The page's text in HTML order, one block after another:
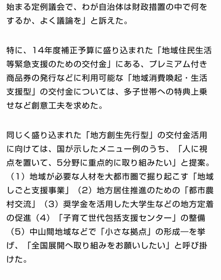
始まる定例議会で、わが自治体は財政措置の中で何を
するか、よく議論を」と訴えた。
特に、14年度補正予算に盛り込まれた「地域住民生活
等緊急支援のための交付金」にある、プレミアム付き
商品券の発行などに利用可能な「地域消費喚起・生活
支援型」の交付金については、多子世帯への特典上乗
せなど創意工夫を求めた。
同じく盛り込まれた「地方創生先行型」の交付金活用
に向けては、国が示したメニュー例のうち、「人に視
点を置いて、5分野に重点的に取り組みたい」と提案。
（1）地域が必要な人材を大都市圏で掘り起こす「地域
しごと支援事業」（2）地方居住推進のための「都市農
村交流」（3）奨学金を活用した大学生などの地方定着
の促進（4）「子育て世代包括支援センター」の整備
（5）中山間地域などで「小さな拠点」の形成―を挙
げ、「全国展開へ取り組みをお願いしたい」と呼び掛
けた。